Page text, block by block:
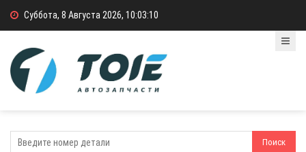
Суббота, 8 Августа 2026, 10:03:10